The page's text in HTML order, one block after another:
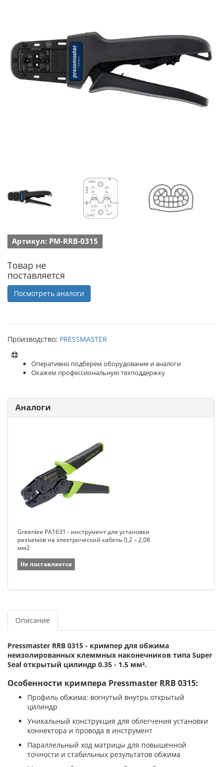
Артикул: PM-RRB-0315
Товар не
поставляется
Посмотреть аналоги
Производство: PRESSMASTER
Оперативно подберём оборудование и аналоги
Окажем профессиональную техподдержку
Аналоги
Greenlee PA1631 - инструмент для установки
разъемов на электрический кабель 0,2 – 2,08
мм2
Не поставляется
Описание
Pressmaster RRB 0315 - кримпер для обжима
неизолированных клеммных наконечников типа Super
Seal открытый цилиндр 0.35 - 1.5 мм².
Особенности кримпера Pressmaster RRB 0315:
Профиль обжима: вогнутый внутрь открытый
цилиндр
Уникальный конструкция для облегчения установки
коннектора и провода в инструмент
Параллельный ход матрицы для повышенной
точности и стабильных результатов обжима